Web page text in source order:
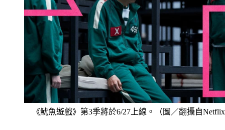
《魷魚遊戲》第3季將於6/27上線。（圖／翻攝自